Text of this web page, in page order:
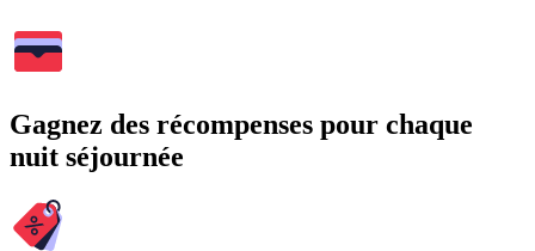
Gagnez des récompenses pour chaque
nuit séjournée